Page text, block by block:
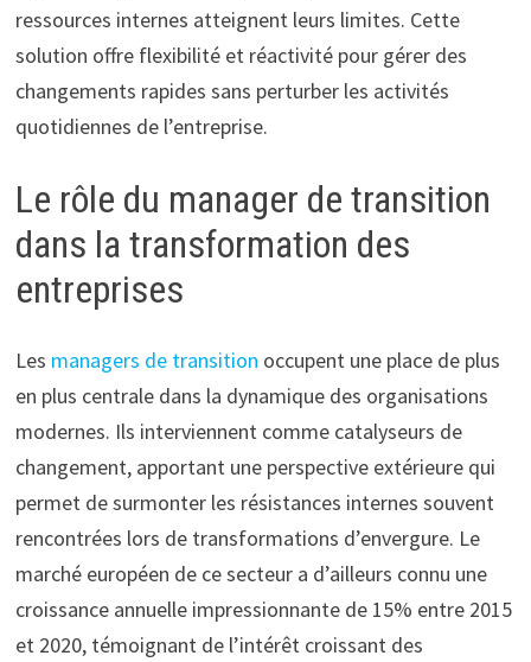
ressources internes atteignent leurs limites. Cette
solution offre flexibilité et réactivité pour gérer des
changements rapides sans perturber les activités
quotidiennes de l’entreprise.
Le rôle du manager de transition
dans la transformation des
entreprises
Les managers de transition occupent une place de plus
en plus centrale dans la dynamique des organisations
modernes. Ils interviennent comme catalyseurs de
changement, apportant une perspective extérieure qui
permet de surmonter les résistances internes souvent
rencontrées lors de transformations d’envergure. Le
marché européen de ce secteur a d’ailleurs connu une
croissance annuelle impressionnante de 15% entre 2015
et 2020, témoignant de l’intérêt croissant des